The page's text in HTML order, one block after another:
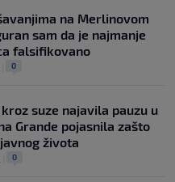
na Merlinovom
sam da je najmanje
falsifikovano
0
suze najavila pauzu u
Grande pojasnila zašto
života
0